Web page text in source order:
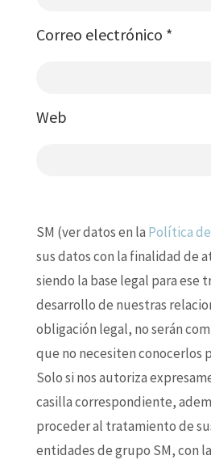
Correo electrónico *
Web
SM (ver datos en la Política
sus datos con la finalidad de
siendo la base legal para ese
desarrollo de nuestras
obligación legal, no serán
que no necesiten conocerlos
Solo si nos autoriza
casilla correspondiente,
proceder al tratamiento de
entidades de grupo SM, con